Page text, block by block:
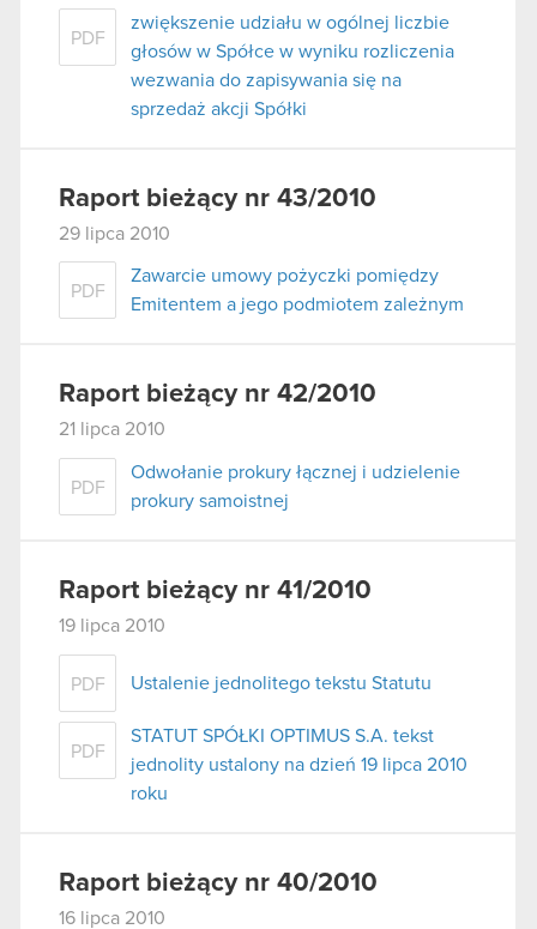
PDF
zwiększenie udziału w ogólnej liczbie
głosów w Spółce w wyniku rozliczenia
wezwania do zapisywania się na
sprzedaż akcji Spółki
Raport bieżący nr 43/2010
29 lipca 2010
PDF
Zawarcie umowy pożyczki pomiędzy
Emitentem a jego podmiotem zależnym
Raport bieżący nr 42/2010
21 lipca 2010
PDF
Odwołanie prokury łącznej i udzielenie
prokury samoistnej
Raport bieżący nr 41/2010
19 lipca 2010
PDF Ustalenie jednolitego tekstu Statutu
PDF
STATUT SPÓŁKI OPTIMUS S.A. tekst
jednolity ustalony na dzień 19 lipca 2010
roku
Raport bieżący nr 40/2010
16 lipca 2010